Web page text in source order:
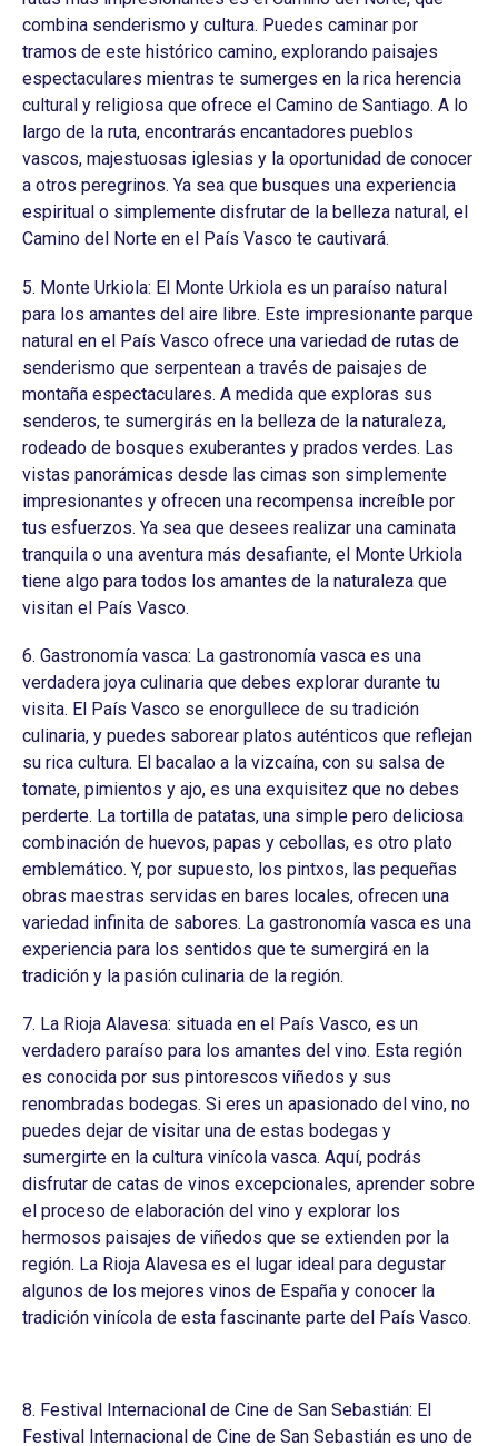
combina senderismo y cultura. Puedes caminar por
tramos de este histórico camino, explorando paisajes
espectaculares mientras te sumerges en la rica herencia
cultural y religiosa que ofrece el Camino de Santiago. A lo
largo de la ruta, encontrarás encantadores pueblos
vascos, majestuosas iglesias y la oportunidad de conocer
a otros peregrinos. Ya sea que busques una experiencia
espiritual o simplemente disfrutar de la belleza natural, el
Camino del Norte en el País Vasco te cautivará.
5. Monte Urkiola: El Monte Urkiola es un paraíso natural
para los amantes del aire libre. Este impresionante parque
natural en el País Vasco ofrece una variedad de rutas de
senderismo que serpentean a través de paisajes de
montaña espectaculares. A medida que exploras sus
senderos, te sumergirás en la belleza de la naturaleza,
rodeado de bosques exuberantes y prados verdes. Las
vistas panorámicas desde las cimas son simplemente
impresionantes y ofrecen una recompensa increíble por
tus esfuerzos. Ya sea que desees realizar una caminata
tranquila o una aventura más desafiante, el Monte Urkiola
tiene algo para todos los amantes de la naturaleza que
visitan el País Vasco.
6. Gastronomía vasca: La gastronomía vasca es una
verdadera joya culinaria que debes explorar durante tu
visita. El País Vasco se enorgullece de su tradición
culinaria, y puedes saborear platos auténticos que reflejan
su rica cultura. El bacalao a la vizcaína, con su salsa de
tomate, pimientos y ajo, es una exquisitez que no debes
perderte. La tortilla de patatas, una simple pero deliciosa
combinación de huevos, papas y cebollas, es otro plato
emblemático. Y, por supuesto, los pintxos, las pequeñas
obras maestras servidas en bares locales, ofrecen una
variedad infinita de sabores. La gastronomía vasca es una
experiencia para los sentidos que te sumergirá en la
tradición y la pasión culinaria de la región.
7. La Rioja Alavesa: situada en el País Vasco, es un
verdadero paraíso para los amantes del vino. Esta región
es conocida por sus pintorescos viñedos y sus
renombradas bodegas. Si eres un apasionado del vino, no
puedes dejar de visitar una de estas bodegas y
sumergirte en la cultura vinícola vasca. Aquí, podrás
disfrutar de catas de vinos excepcionales, aprender sobre
el proceso de elaboración del vino y explorar los
hermosos paisajes de viñedos que se extienden por la
región. La Rioja Alavesa es el lugar ideal para degustar
algunos de los mejores vinos de España y conocer la
tradición vinícola de esta fascinante parte del País Vasco.
8. Festival Internacional de Cine de San Sebastián: El
Festival Internacional de Cine de San Sebastián es uno de